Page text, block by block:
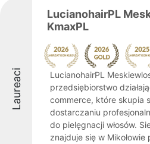
Laureaci
LucianohairPL
KmaxPL
LucianohairPL
przedsiębiorstwo
commerce, które skupia
dostarczaniu
do pielęgnacji włosów.
znajduje się w Mikołowie